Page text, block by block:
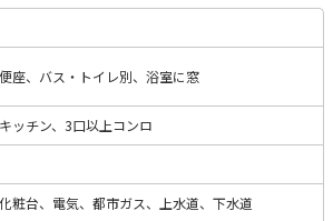
座、バス・トイレ別、浴室に窓
ッチン、3口以上コンロ
粧台、電気、都市ガス、上水道、下水道